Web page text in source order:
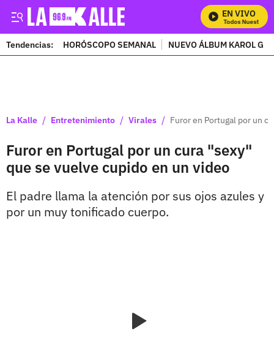
EN VIVO
Mira Todos Nuestros
Tendencias: HORÓSCOPO SEMANAL NUEVO ÁLBUM KAROL G
La Kalle / Entretenimiento / Virales / Furor en Portugal por un
Furor en Portugal por un cura "sexy"
que se vuelve cupido en un video
El padre llama la atención por sus ojos azules y
por un muy tonificado cuerpo.